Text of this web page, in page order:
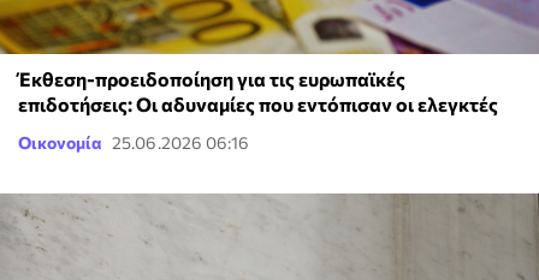
Έκθεση-προειδοποίηση για τις ευρωπαϊκές
επιδοτήσεις: Οι αδυναμίες που εντόπισαν οι ελεγκτές
Οικονομία 25.06.2026 06:16